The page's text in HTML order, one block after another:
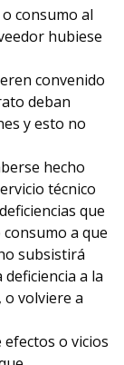
consumo al
hubiese
convenido
deban
y esto no
hecho
técnico
que
a que
subsistirá
a la
volviere a
o vicios